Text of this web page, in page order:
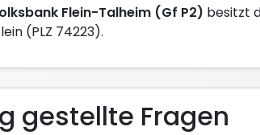
Flein-Talheim (Gf P2) besitzt
(PLZ 74223).
gestellte Fragen